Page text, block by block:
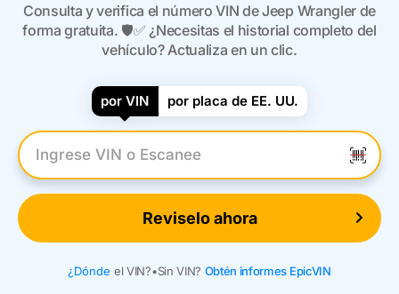
Consulta y verifica el número VIN de Jeep Wrangler de
forma gratuita. 🛡️✅ ¿Necesitas el historial completo del
vehículo? Actualiza en un clic.
por VIN por placa de EE. UU.
Introduzca el VIN
Reviselo ahora
¿Dónde el VIN?•Sin VIN? Obtén informes EpicVIN